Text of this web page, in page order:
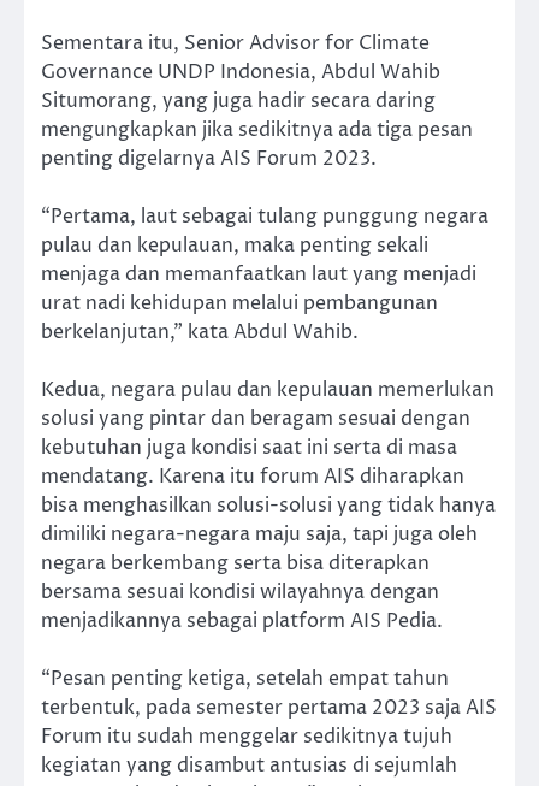
Sementara itu, Senior Advisor for Climate
Governance UNDP Indonesia, Abdul Wahib
Situmorang, yang juga hadir secara daring
mengungkapkan jika sedikitnya ada tiga pesan
penting digelarnya AIS Forum 2023.
“Pertama, laut sebagai tulang punggung negara
pulau dan kepulauan, maka penting sekali
menjaga dan memanfaatkan laut yang menjadi
urat nadi kehidupan melalui pembangunan
berkelanjutan,” kata Abdul Wahib.
Kedua, negara pulau dan kepulauan memerlukan
solusi yang pintar dan beragam sesuai dengan
kebutuhan juga kondisi saat ini serta di masa
mendatang. Karena itu forum AIS diharapkan
bisa menghasilkan solusi-solusi yang tidak hanya
dimiliki negara-negara maju saja, tapi juga oleh
negara berkembang serta bisa diterapkan
bersama sesuai kondisi wilayahnya dengan
menjadikannya sebagai platform AIS Pedia.
“Pesan penting ketiga, setelah empat tahun
terbentuk, pada semester pertama 2023 saja AIS
Forum itu sudah menggelar sedikitnya tujuh
kegiatan yang disambut antusias di sejumlah